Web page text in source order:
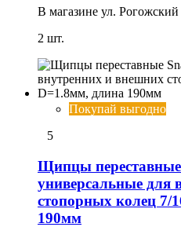
В магазине ул. Рогожский
2 шт.
Покупай выгодно
5
Щипцы
универсальные для
стопорных колец
190мм